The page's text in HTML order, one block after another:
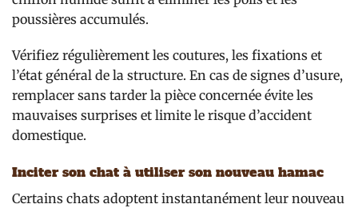
poussières accumulés.
Vérifiez régulièrement les coutures, les fixations et
l’état général de la structure. En cas de signes d’usure,
remplacer sans tarder la pièce concernée évite les
mauvaises surprises et limite le risque d’accident
domestique.
Inciter son chat à utiliser son nouveau hamac
Certains chats adoptent instantanément leur nouveau